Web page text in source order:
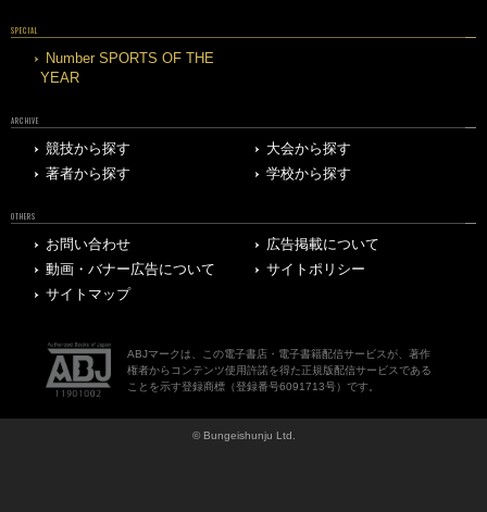
SPECIAL
Number SPORTS OF THE
YEAR
ARCHIVE
競技から探す
大会から探す
著者から探す
学校から探す
OTHERS
お問い合わせ
広告掲載について
動画・バナー広告について
サイトポリシー
サイトマップ
ABJマークは、この電子書店・電子書籍配信サービスが、著作
権者からコンテンツ使用許諾を得た正規版配信サービスである
ことを示す登録商標（登録番号6091713号）です。
© Bungeishunju Ltd.